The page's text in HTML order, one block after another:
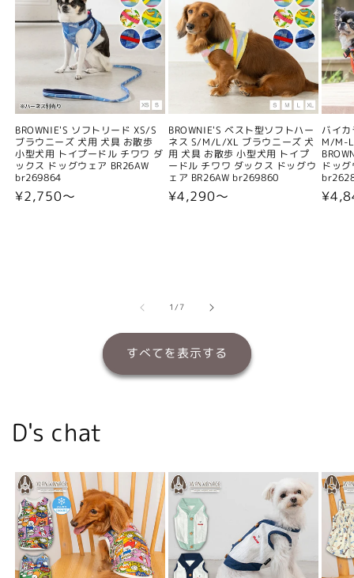
BROWNIE'S ソフトリード XS/S
ブラウニーズ 犬用 犬具 お散歩
小型犬用 トイプードル チワワ ダ
ックス ドッグウェア BR26AW
br269864
通
¥2,750〜
BROWNIE'S ベスト型ソフトハー
ネス S/M/L/XL ブラウニーズ 犬
用 犬具 お散歩 小型犬用 トイプ
ードル チワワ ダックス ドッグウ
ェア BR26AW br269860
通
¥4,290〜
バイ
M/M-
ドッ
通
1/の
7
すべてを表示する
D's chat